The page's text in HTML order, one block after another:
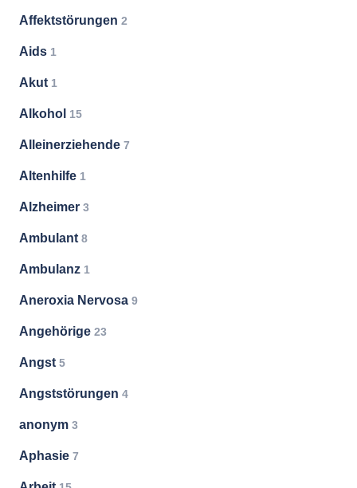
Affektstörungen 2
Aids 1
Akut 1
Alkohol 15
Alleinerziehende 7
Altenhilfe 1
Alzheimer 3
Ambulant 8
Ambulanz 1
Aneroxia Nervosa 9
Angehörige 23
Angst 5
Angststörungen 4
anonym 3
Aphasie 7